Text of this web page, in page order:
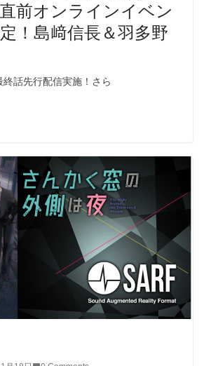
前オンラインイベン
！島﨑信長＆羽多野
話先行配信実施！さら